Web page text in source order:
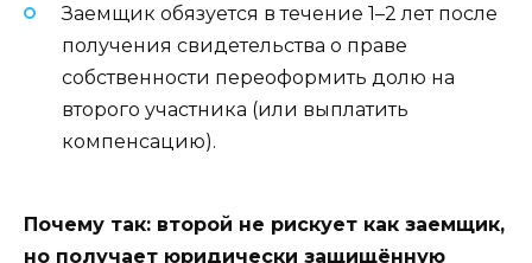
Заемщик обязуется в течение 1–2 лет после
получения свидетельства о праве
собственности переоформить долю на
второго участника (или выплатить
компенсацию).
Почему так: второй не рискует как заемщик,
но получает юридически защищённую